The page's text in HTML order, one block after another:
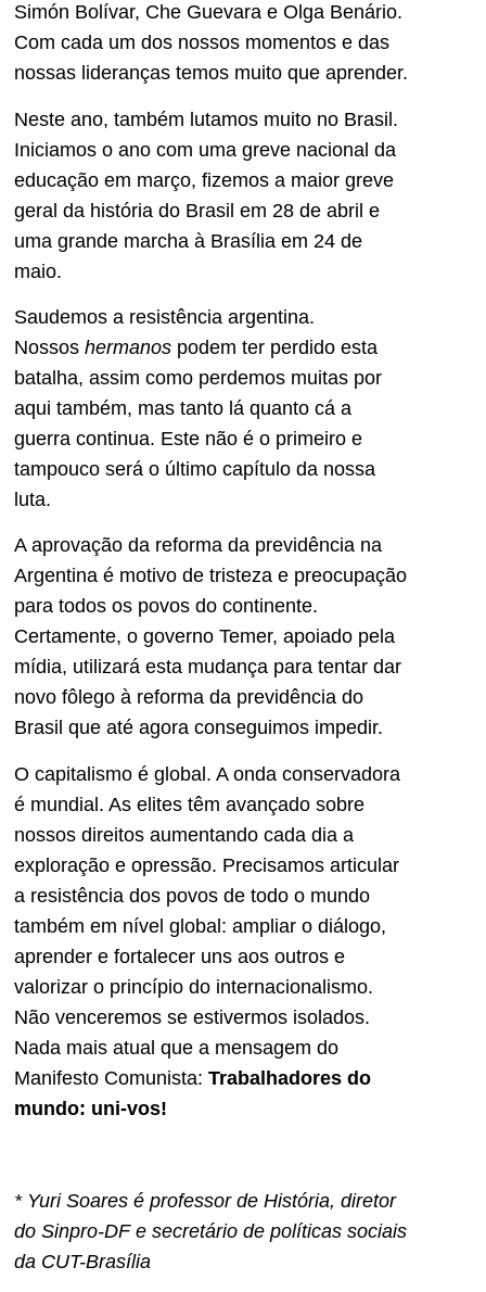
Simón Bolívar, Che Guevara e Olga Benário.
Com cada um dos nossos momentos e das
nossas lideranças temos muito que aprender.
Neste ano, também lutamos muito no Brasil.
Iniciamos o ano com uma greve nacional da
educação em março, fizemos a maior greve
geral da história do Brasil em 28 de abril e
uma grande marcha à Brasília em 24 de
maio.
Saudemos a resistência argentina.
Nossos hermanos podem ter perdido esta
batalha, assim como perdemos muitas por
aqui também, mas tanto lá quanto cá a
guerra continua. Este não é o primeiro e
tampouco será o último capítulo da nossa
luta.
A aprovação da reforma da previdência na
Argentina é motivo de tristeza e preocupação
para todos os povos do continente.
Certamente, o governo Temer, apoiado pela
mídia, utilizará esta mudança para tentar dar
novo fôlego à reforma da previdência do
Brasil que até agora conseguimos impedir.
O capitalismo é global. A onda conservadora
é mundial. As elites têm avançado sobre
nossos direitos aumentando cada dia a
exploração e opressão. Precisamos articular
a resistência dos povos de todo o mundo
também em nível global: ampliar o diálogo,
aprender e fortalecer uns aos outros e
valorizar o princípio do internacionalismo.
Não venceremos se estivermos isolados.
Nada mais atual que a mensagem do
Manifesto Comunista: Trabalhadores do
mundo: uni-vos!
* Yuri Soares é professor de História, diretor
do Sinpro-DF e secretário de políticas sociais
da CUT-Brasília